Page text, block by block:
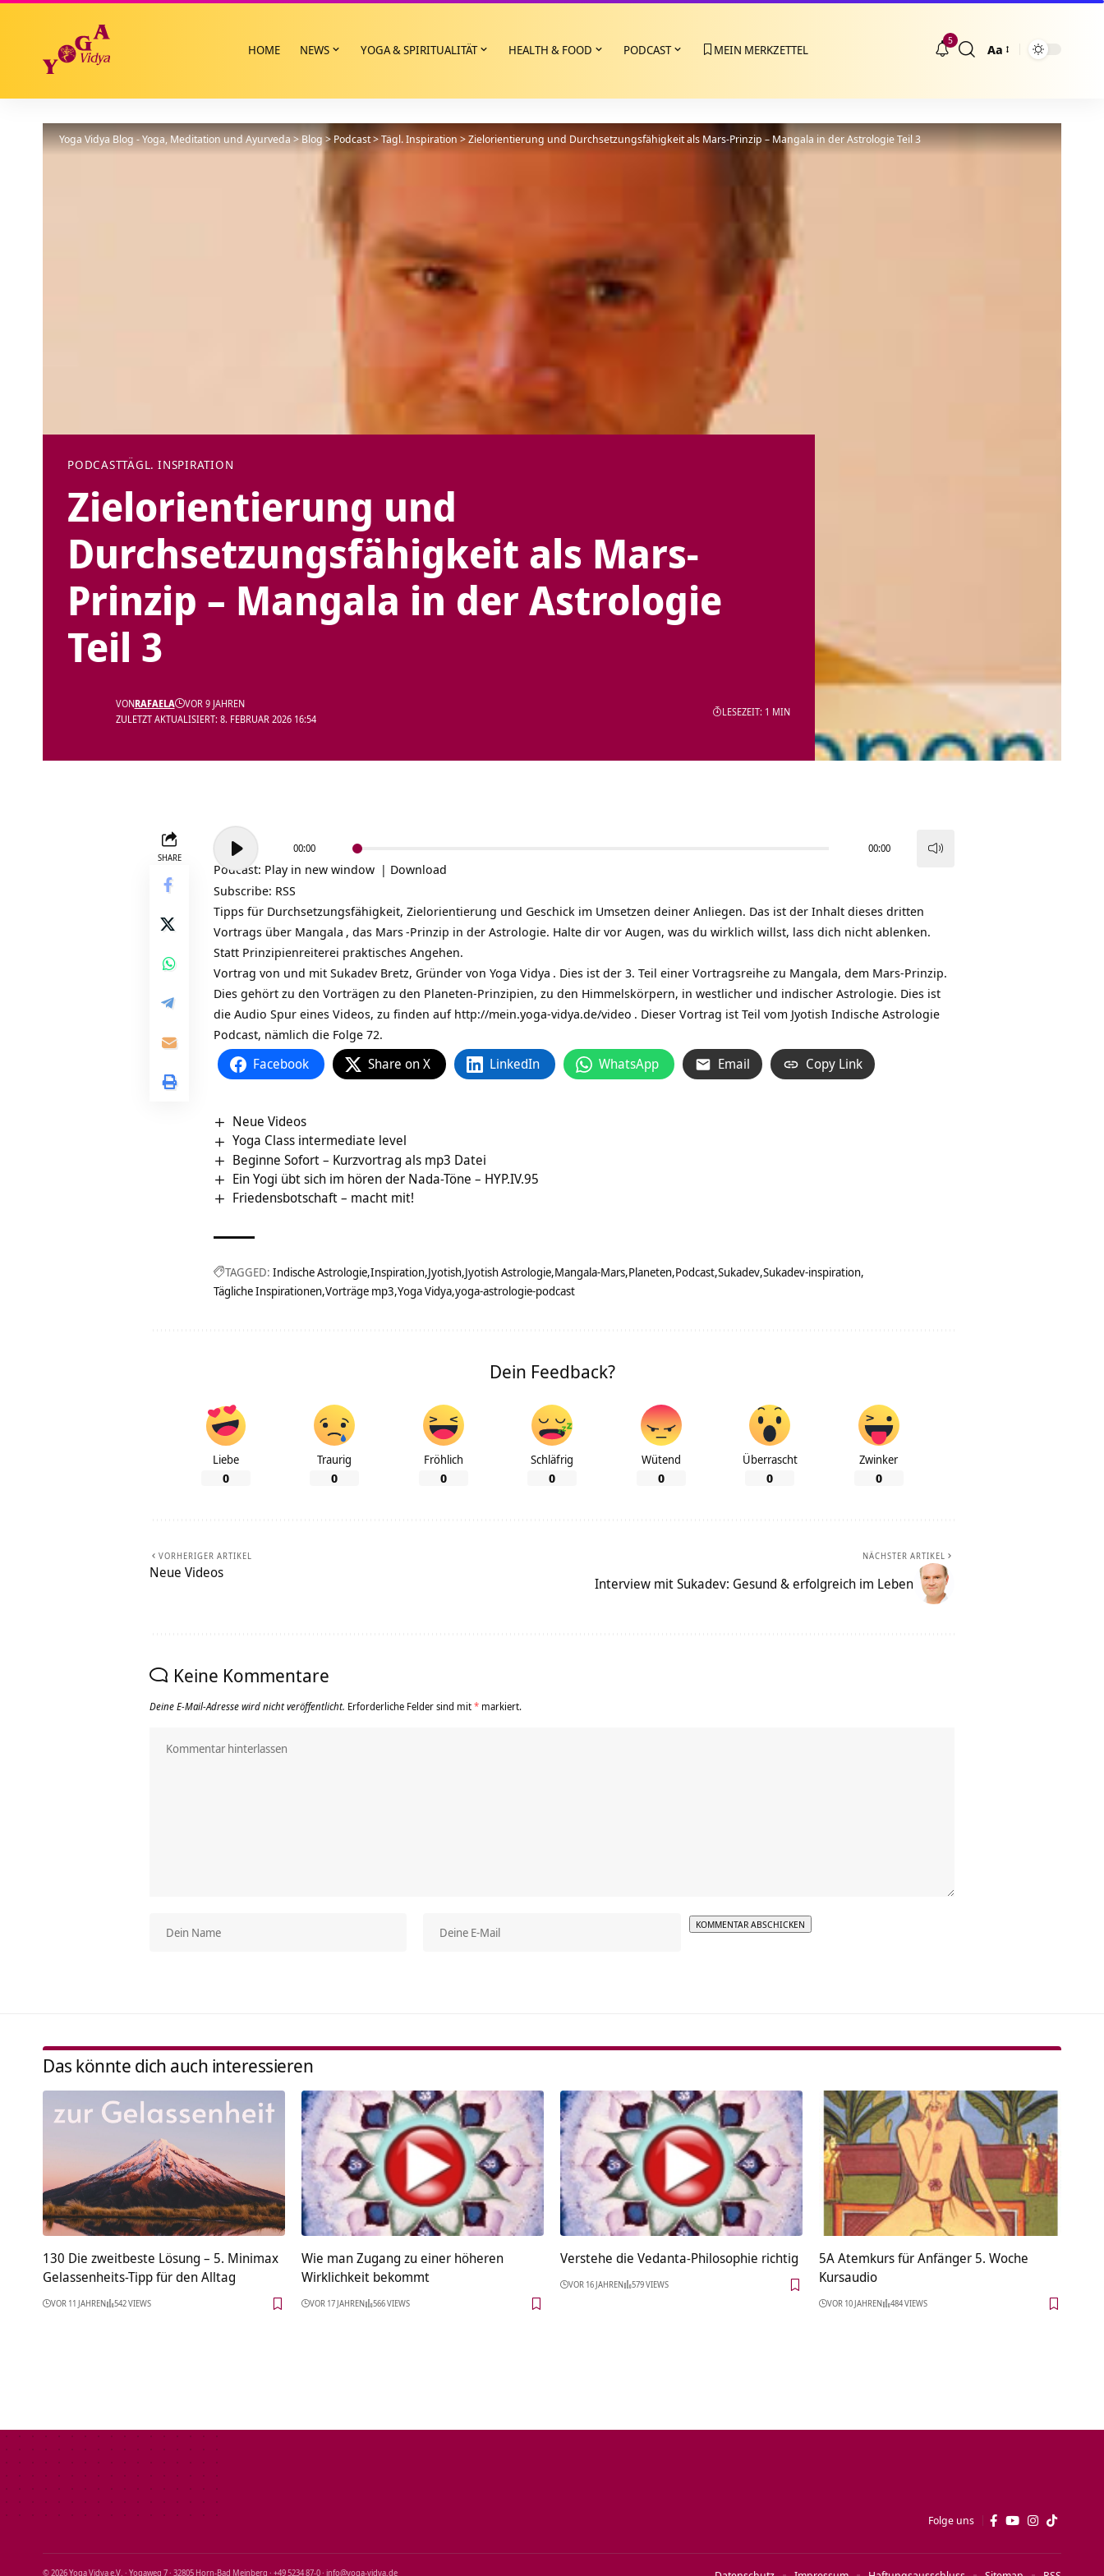
HOME NEWS YOGA & SPIRITUALITÄT HEALTH & FOOD PODCAST MEIN MERKZETTEL
5
Größenänderung
Aa
Yoga Vidya Blog - Yoga, Meditation und Ayurveda>Blog> Podcast>Tägl. Inspiration>Zielorientierung und Durchsetzungsfähigkeit als Mars-Prinzip – Mangala in der Astrologie Teil 3
PODCASTTÄGL. INSPIRATION
Zielorientierung und
Durchsetzungsfähigkeit als Mars-
Prinzip – Mangala in der Astrologie
Teil 3
ZULETZT AKTUALISIERT: 8. FEBRUAR 2026 16:54
VONRAFAELA VOR 9 JAHREN
LESEZEIT: 1 MIN
SHARE
Audio-
Player
00:00 00:00
Podcast: Play in new window | Download
Subscribe: RSS
Tipps für Durchsetzungsfähigkeit, Zielorientierung und Geschick im Umsetzen deiner Anliegen. Das ist der Inhalt dieses dritten
Vortrags über Mangala , das Mars-Prinzip in der Astrologie. Halte dir vor Augen, was du wirklich willst, lass dich nicht ablenken.
Statt Prinzipienreiterei praktisches Angehen.
Vortrag von und mit Sukadev Bretz, Gründer von Yoga Vidya . Dies ist der 3. Teil einer Vortragsreihe zu Mangala, dem Mars-Prinzip.
Dies gehört zu den Vorträgen zu den Planeten-Prinzipien, zu den Himmelskörpern, in westlicher und indischer Astrologie. Dies ist
die Audio Spur eines Videos, zu finden auf http://mein.yoga-vidya.de/video . Dieser Vortrag ist Teil vom Jyotish Indische Astrologie
Podcast, nämlich die Folge 72.
Facebook Share on X LinkedIn WhatsApp Email Copy Link
Neue Videos
Yoga Class intermediate level
Beginne Sofort – Kurzvortrag als mp3 Datei
Ein Yogi übt sich im hören der Nada-Töne – HYP.IV.95
Friedensbotschaft – macht mit!
TAGGED: Indische Astrologie Inspiration Jyotish Jyotish Astrologie Mangala-Mars Planeten Podcast Sukadev Sukadev-inspiration
Tägliche Inspirationen Vorträge mp3 Yoga Vidya yoga-astrologie-podcast
Dein Feedback?
Liebe
0
Traurig
0
Fröhlich
0
Schläfrig
0
Wütend
0
Überrascht
0
Zwinker
0
VORHERIGER ARTIKEL
Neue Videos
NÄCHSTER ARTIKEL
Interview mit Sukadev: Gesund & erfolgreich im Leben
Keine Kommentare
Deine E-Mail-Adresse wird nicht veröffentlicht. Erforderliche Felder sind mit* markiert.
Das könnte dich auch interessieren
130 Die zweitbeste Lösung – 5. Minimax
Gelassenheits-Tipp für den Alltag
VOR 11 JAHREN 542 VIEWS
Wie man Zugang zu einer höheren
Wirklichkeit bekommt
VOR 17 JAHREN 566 VIEWS
Verstehe die Vedanta-Philosophie richtig
VOR 16 JAHREN 579 VIEWS
5A Atemkurs für Anfänger 5. Woche
Kursaudio
VOR 10 JAHREN 484 VIEWS
Folge uns
© 2026 Yoga Vidya e.V. · Yogaweg 7 · 32805 Horn‑Bad Meinberg · +49 5234 87‑0 · info@yoga‑vidya.de